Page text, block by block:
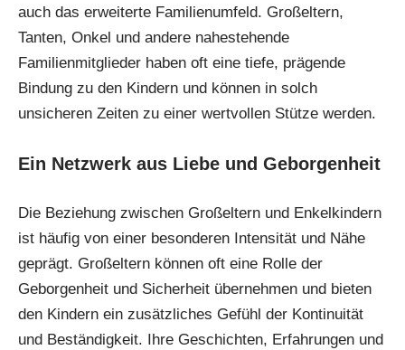
auch das erweiterte Familienumfeld. Großeltern,
Tanten, Onkel und andere nahestehende
Familienmitglieder haben oft eine tiefe, prägende
Bindung zu den Kindern und können in solch
unsicheren Zeiten zu einer wertvollen Stütze werden.
Ein Netzwerk aus Liebe und Geborgenheit
Die Beziehung zwischen Großeltern und Enkelkindern
ist häufig von einer besonderen Intensität und Nähe
geprägt. Großeltern können oft eine Rolle der
Geborgenheit und Sicherheit übernehmen und bieten
den Kindern ein zusätzliches Gefühl der Kontinuität
und Beständigkeit. Ihre Geschichten, Erfahrungen und